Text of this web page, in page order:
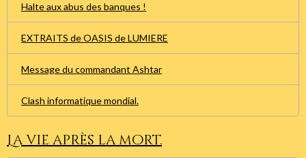
Halte aux abus des banques !
EXTRAITS de OASIS de LUMIERE
Message du commandant Ashtar
Clash informatique mondial.
La vie après la mort.